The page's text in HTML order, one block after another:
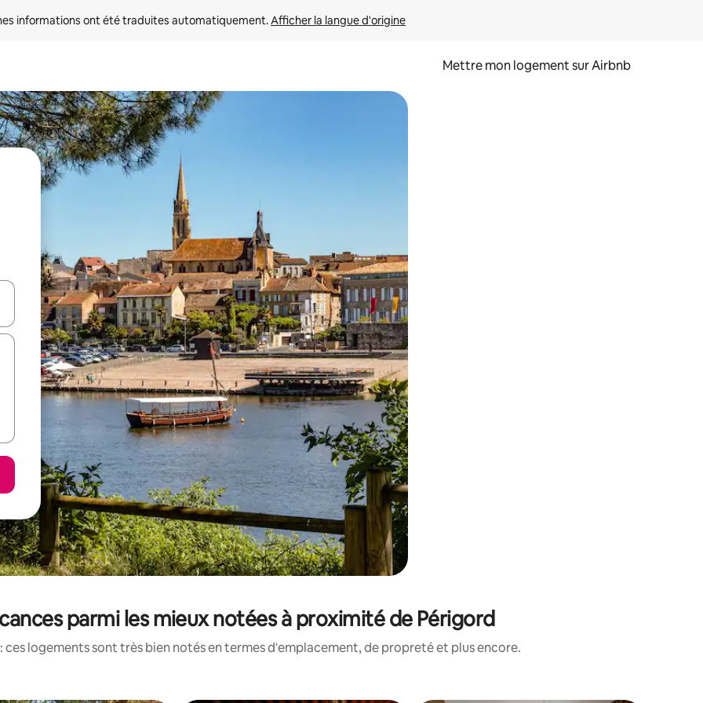
informations ont été traduites automatiquement. Afficher la langue d'origine
Mettre mon logement sur Airbnb
le haut et vers le bas pour les parcourir ou en appuyant et en faisant glisser.
parmi les mieux notées à proximité de Périgord
ces logements sont très bien notés en termes d'emplacement, de propreté et plus encore.